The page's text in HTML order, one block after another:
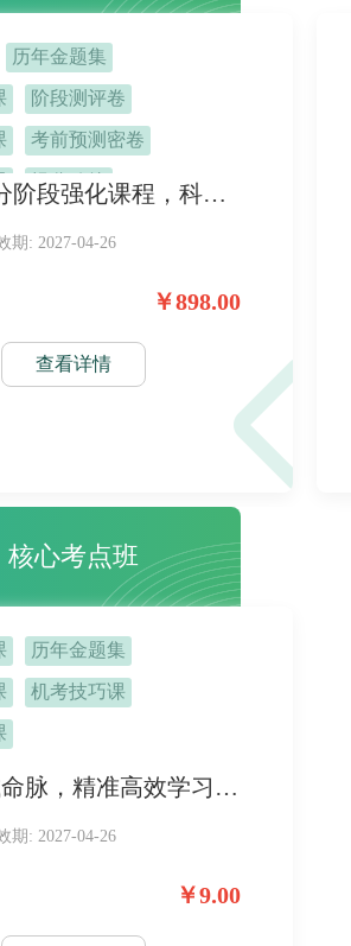
历年金题集
阶段测评卷
考前预测密卷
提分秘籍 专项4科分阶段强化课程，科科匹配专项习题，课练结合。 搭配考前特训课、终极提分密卷，稳定提分，一次通关。
期: 2027-04-26
￥898.00
查看详情
核心考点班
历年金题集
机考技巧课
直击考试命脉，精准高效学习，聚焦历年高频核心考点，构建核心知识框架，快速提分。
期: 2027-04-26
￥9.00